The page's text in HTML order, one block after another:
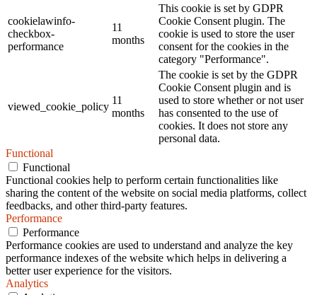
cookielawinfo-
checkbox-
performance
11
months
This cookie is set by GDPR
Cookie Consent plugin. The
cookie is used to store the user
consent for the cookies in the
category "Performance".
viewed_cookie_policy
11
months
The cookie is set by the GDPR
Cookie Consent plugin and is
used to store whether or not user
has consented to the use of
cookies. It does not store any
personal data.
Functional
Functional
Functional cookies help to perform certain functionalities like
sharing the content of the website on social media platforms, collect
feedbacks, and other third-party features.
Performance
Performance
Performance cookies are used to understand and analyze the key
performance indexes of the website which helps in delivering a
better user experience for the visitors.
Analytics